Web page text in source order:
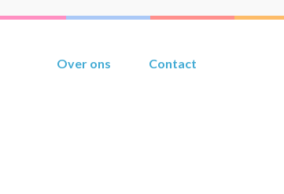
Over ons Contact